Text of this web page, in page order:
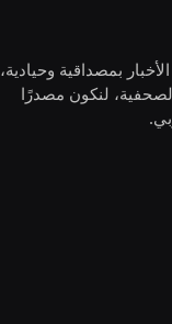
بمصداقية وحيادية،
الصحفية، لنكون مصدرًا